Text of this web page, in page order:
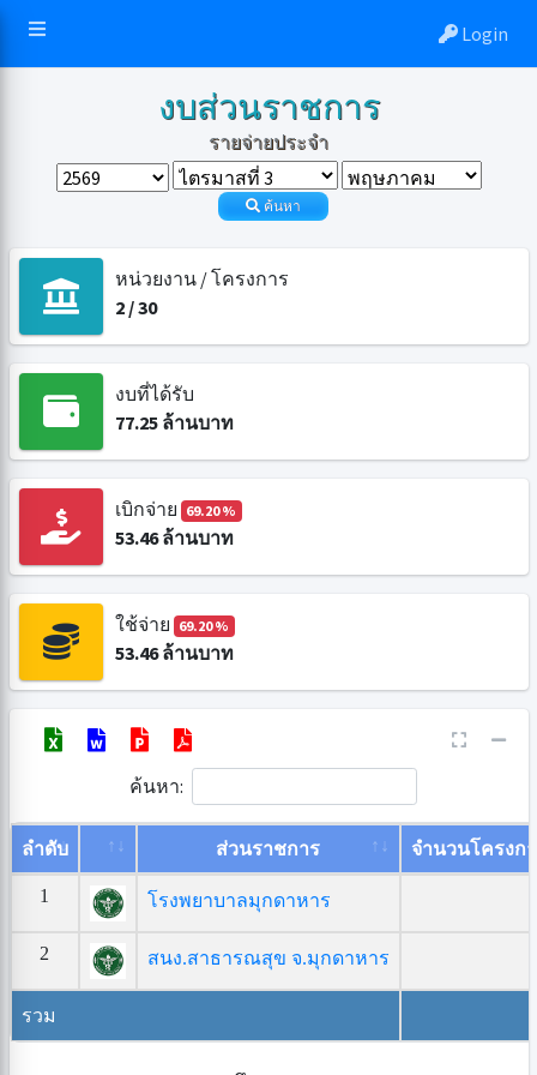
Login
งบส่วนราชการ
รายจ่ายประจำ
ค้นหา
หน่วยงาน / โครงการ
2/30
งบที่ได้รับ
77.25ล้านบาท
เบิกจ่าย 69.20 %
53.46ล้านบาท
ใช้จ่าย 69.20 %
53.46ล้านบาท
ค้นหา:
ลำดับ ส่วนราชการ จำนวนโครงก
1 โรงพยาบาลมุกดาหาร
2 สนง.สาธารณสุข จ.มุกดาหาร
รวม